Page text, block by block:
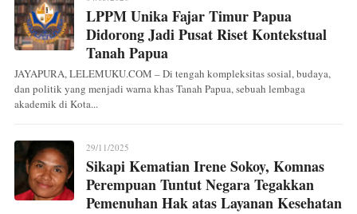
LPPM Unika Fajar Timur Papua
Didorong Jadi Pusat Riset Kontekstual
Tanah Papua
JAYAPURA, LELEMUKU.COM – Di tengah kompleksitas sosial, budaya,
dan politik yang menjadi warna khas Tanah Papua, sebuah lembaga
akademik di Kota...
29/11/2025
Sikapi Kematian Irene Sokoy, Komnas
Perempuan Tuntut Negara Tegakkan
Pemenuhan Hak atas Layanan Kesehatan